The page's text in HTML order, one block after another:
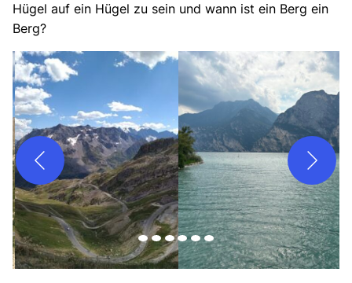
Hügel auf ein Hügel zu sein und wann ist ein Berg ein
Berg?